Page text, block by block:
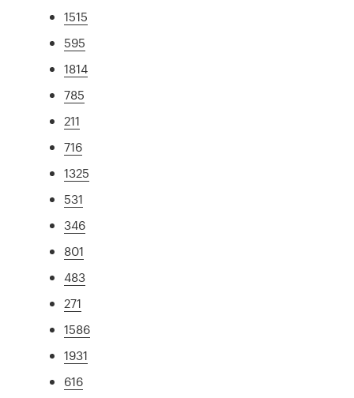
1515
595
1814
785
211
716
1325
531
346
801
483
271
1586
1931
616